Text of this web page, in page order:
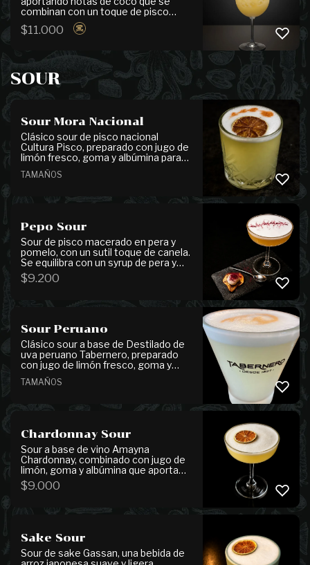
combinan con un toque de pisco
artesanal chileno, chirimoya y piña
fresca. Equilibrado con jugo de limón
mineral, resulta en un cóctel tropical,
suave y de gran frescura.
$11.000
SOUR
Sour Mora Nacional
Clásico sour de pisco nacional
Cultura Pisco, preparado con jugo de
limón fresco, goma y albúmina para
una textura suave y equilibrada. Se
finaliza con unas gotas de amargo
toque aromático. Elige el tamaño de
TAMAÑOS
Pepo Sour
Sour de pisco macerado en pera y
pomelo, con un sutil toque de canela.
Se equilibra con un syrup de pera y
pomelo y jugo de limón, logrando un
perfil fresco y aromático. Se
granita de limón y una delicada tierra
un final elegante.
$9.200
Sour Peruano
Clásico sour a base de Destilado de
uva peruano Tabernero, preparado
con jugo de limón fresco, goma y
albúmina que aporta una textura
suave y cremosa. Se finaliza con
que realzan su perfil aromático. Elige
TAMAÑOS
Chardonnay Sour
Sour a base de vino Amayna
Chardonnay, combinado con jugo de
limón, goma y albúmina que aporta
una textura suave y espumosa. Un
cóctel fresco, ligero y fácil de
$9.000
Sake Sour
Sour de sake Gassan, una bebida de